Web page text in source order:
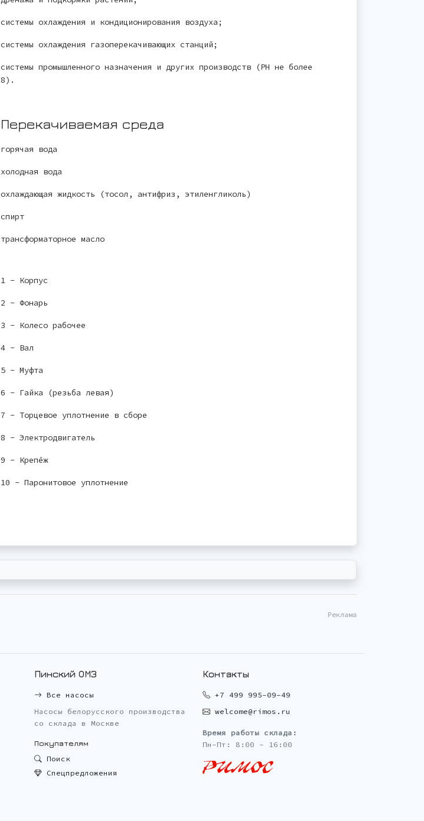
системы охлаждения и кондиционирования воздуха;
системы охлаждения газоперекачивающих станций;
системы промышленного назначения и других производств (РН не более
8).
Перекачиваемая среда
горячая вода
холодная вода
охлаждающая жидкость (тосол, антифриз, этиленгликоль)
спирт
трансформаторное масло
1 - Корпус
2 - Фонарь
3 - Колесо рабочее
4 - Вал
5 - Муфта
6 - Гайка (резьба левая)
7 - Торцевое уплотнение в сборе
8 - Электродвигатель
9 - Крепёж
10 - Паронитовое уплотнение
Реклама
Пинский ОМЗ
Все насосы
Насосы белорусского производства
со склада в Москве
Покупателям
Поиск
Спецпредложения
Контакты
+7 499 995-09-49
welcome@rimos.ru
Время работы склада:
Пн-Пт: 8:00 - 16:00